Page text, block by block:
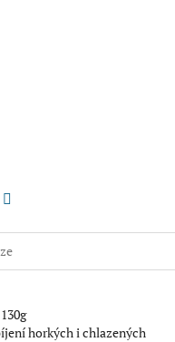
horkých i chlazených